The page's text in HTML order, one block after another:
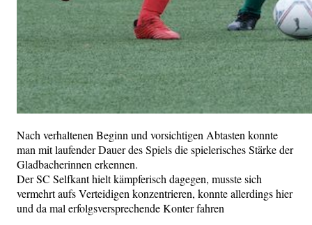
Nach verhaltenen Beginn und vorsichtigen Abtasten konnte
man mit laufender Dauer des Spiels die spielerisches Stärke der
Gladbacherinnen erkennen.
Der SC Selfkant hielt kämpferisch dagegen, musste sich
vermehrt aufs Verteidigen konzentrieren, konnte allerdings hier
und da mal erfolgsversprechende Konter fahren